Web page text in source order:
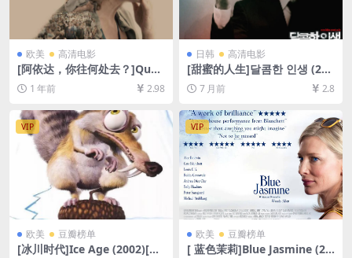
欧美 高清电影
[阿依达，你往何处去？]Quo
Vadis, Aida? (2020)[百度网
盘+夸克网盘1080P超清未删
减资源][网盘在线播放/下载]
[MP4/7GB][中文字幕]
1 年前 2.98
日韩 高清电影
[甜蜜的人生]달콤한 인생 (200
5)[百度网盘+夸克网盘1080P
超清未删减资源][网盘在线播
放/下载][MP4/9GB][中文字
幕]
7 月前 2.8
VIP
欧美 豆瓣榜单
[冰川时代]Ice Age (2002)[百
VIP
欧美 豆瓣榜单
[ 蓝色茉莉]Blue Jasmine (20